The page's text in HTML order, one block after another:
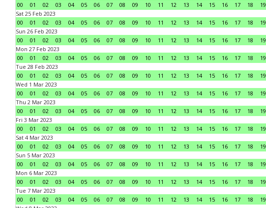
00
01 02 03 04 05 06 07 08 09 10 11 12 13 14 15 16 17 18 19
Sat 25 Feb 2023
00
01 02 03 04 05 06 07 08 09 10 11 12 13 14 15 16 17 18 19
Sun 26 Feb 2023
00
01 02 03 04 05 06 07 08 09 10 11 12 13 14 15 16 17 18 19
Mon 27 Feb 2023
00
01 02 03 04 05 06 07 08 09 10 11 12 13 14 15 16 17 18 19
Tue 28 Feb 2023
00
01 02 03 04 05 06 07 08 09 10 11 12 13 14 15 16 17 18 19
Wed 1 Mar 2023
00
01 02 03 04 05 06 07 08 09 10 11 12 13 14 15 16 17 18 19
Thu 2 Mar 2023
00
01 02 03 04 05 06 07 08 09 10 11 12 13 14 15 16 17 18 19
Fri 3 Mar 2023
00
01 02 03 04 05 06 07 08 09 10 11 12 13 14 15 16 17 18 19
Sat 4 Mar 2023
00
01 02 03 04 05 06 07 08 09 10 11 12 13 14 15 16 17 18 19
Sun 5 Mar 2023
00
01 02 03 04 05 06 07 08 09 10 11 12 13 14 15 16 17 18 19
Mon 6 Mar 2023
00
01 02 03 04 05 06 07 08 09 10 11 12 13 14 15 16 17 18 19
Tue 7 Mar 2023
00
01 02 03 04 05 06 07 08 09 10 11 12 13 14 15 16 17 18 19